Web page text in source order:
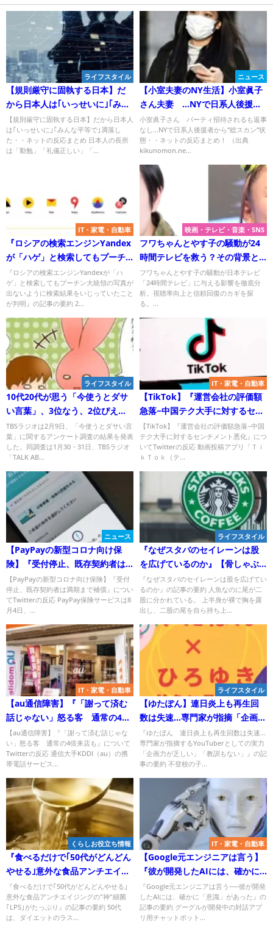
ライフスタイル
【規則厳守に固執する日本】だ
から日本人は｢いっせいに｣｢みん
な平等で｣凋落した？
【規則厳守に固執する日本】だから日本人
は｢いっせいに｣｢みんな平等で｣凋落し
た・・ネットの反応まとめ 日本人の長所
は「勤勉」「礼儀正しい」「...
ニュース
【小室夫妻のNY生活】小室眞子
さん夫妻 …NYで日系人後援者
から“総スカン”状態
小室眞子さん パーティ招待されるも返事
なし…NYで日系人後援者から“総スカン”状
態・・ネットの反応まとめ！ （出典
kikunomon.ne...
IT・家電・自動車
『ロシアの検索エンジンYandex
が「ハゲ」と検索してもプーチ
ン大統領の写真が出ないように
検索結果をいじっていたことが
判明』についてTwitterの反応
『ロシアの検索エンジンYandexが「ハ
ゲ」と検索してもプーチン大統領の写真が
出ないように検索結果をいじっていたこと
が判明』の記事の要約 2...
映画・テレビ・音楽・SNS
フワちゃんとやす子の騒動が24
時間テレビを救う？その背景と
視聴率への影響は？
フワちゃんとやす子の騒動が日本テレビ
「24時間テレビ」に与える影響を徹底分
析。視聴率向上と信頼回復のカギを探
る。...
ライフスタイル
10代20代が思う「今使うとダサ
い言葉」、3位なう、2位ぴえ
ん、1位は?
TBSラジオは2月9日、「今使うとダサい言
葉」に関するアンケート調査の結果を発表
した。同調査は1月30・31日、TBSラジオ
「TALK AB...
IT・家電・自動車
【TikTok】『運営会社の評価額
急落−中国テク大手に対するセン
チメント悪化』についてTwitter
の反応
【TikTok】『運営会社の評価額急落−中国
テク大手に対するセンチメント悪化』につ
いてTwitterの反応 動画投稿アプリ「Ｔｉ
ｋＴｏｋ（テ...
ニュース
【PayPayの新型コロナ向け保
険】『受付停止、既存契約者は
満期まで補償』についてTwitter
の反応
【PayPayの新型コロナ向け保険】『受付
停止、既存契約者は満期まで補償』につい
てTwitterの反応 PayPay保険サービスは8
月4日、...
ライフスタイル
『なぜスタバのセイレーンは股
を広げているのか』【骨しゃぶ
りの本と何かを繋げるブログ】
についてTwitterの反応
『なぜスタバのセイレーンは股を広げてい
るのか』の記事の要約 人魚なのに尾が二
股に分かれている。 上半身が裸で胸を露
出し、二股の尾を自ら持ち上...
IT・家電・自動車
【au通信障害】『「謝って済む
話じゃない」怒る客 通常の4倍
来店も』についてTwitterの反応
【au通信障害】『「謝って済む話じゃな
い」怒る客 通常の4倍来店も』について
Twitterの反応 通信大手KDDI（au）の携
帯電話サービス...
ライフスタイル
【ゆたぽん】連日炎上も再生回
数は失速…専門家が指摘「企画力
が乏しい」「教訓もない」 [あか
み★]
『ゆたぼん 連日炎上も再生回数は失速…
専門家が指摘するYouTuberとしての実力
「企画力が乏しい」「教訓もない」』の記
事の要約 不登校の子...
くらしお役立ち情報
『食べるだけで｢50代がどんどん
やせる｣意外な食品アンチエイジ
ングの"神"細菌｢LPS｣がたっぷ
り』についてTwitterの反応
『食べるだけで｢50代がどんどんやせる｣
意外な食品アンチエイジングの"神"細菌
｢LPS｣がたっぷり』の記事の要約 50代
は、ダイエットのラス...
IT・家電・自動車
【Google元エンジニアは言う】
『彼が開発したAIには、確かに
「意識」があった』について
Twitterの反応
『Google元エンジニアは言う──彼が開発
したAIには、確かに「意識」があった』の
記事の要約 グーグルが開発中の対話アプ
リ用チャットボット...